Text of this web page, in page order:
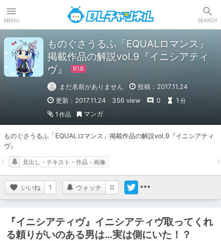
MENU SEARCH
ものぐさうるふ「EQUALロマンス」
掲載作品の解説vol.9『イニシアティ
ヴ』
まだ名前がありません
投稿：2017.11.24
更新：2017.11.24
356 view 0 1 分
1 作品 マンガ
ものぐさうるふ「EQUALロマンス」掲載作品の解説vol.9『イニシアティ
ヴ』
いいね 1 ウォッチ 0
見出し・テキスト・作品・画像
『イニシアティヴ』イニシアティヴ取ってくれ
る頼りがいのある男は…実は側にいた！？